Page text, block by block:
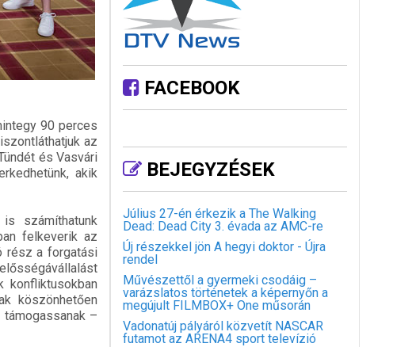
90 perces
az
és Vasvári
akik
számíthatunk
felkeverik az
rész a forgatási
konfliktusokban
köszönhetően
–
FACEBOOK
BEJEGYZÉSEK
Július 27-én érkezik a The Walking
Dead: Dead City 3. évada az AMC-re
Új részekkel jön A hegyi doktor - Újra
rendel
Művészettől a gyermeki csodáig –
varázslatos történetek a képernyőn a
megújult FILMBOX+ One műsorán
Vadonatúj pályáról közvetít NASCAR
futamot az ARENA4 sport televízió